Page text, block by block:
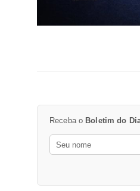
Receba o Boletim do